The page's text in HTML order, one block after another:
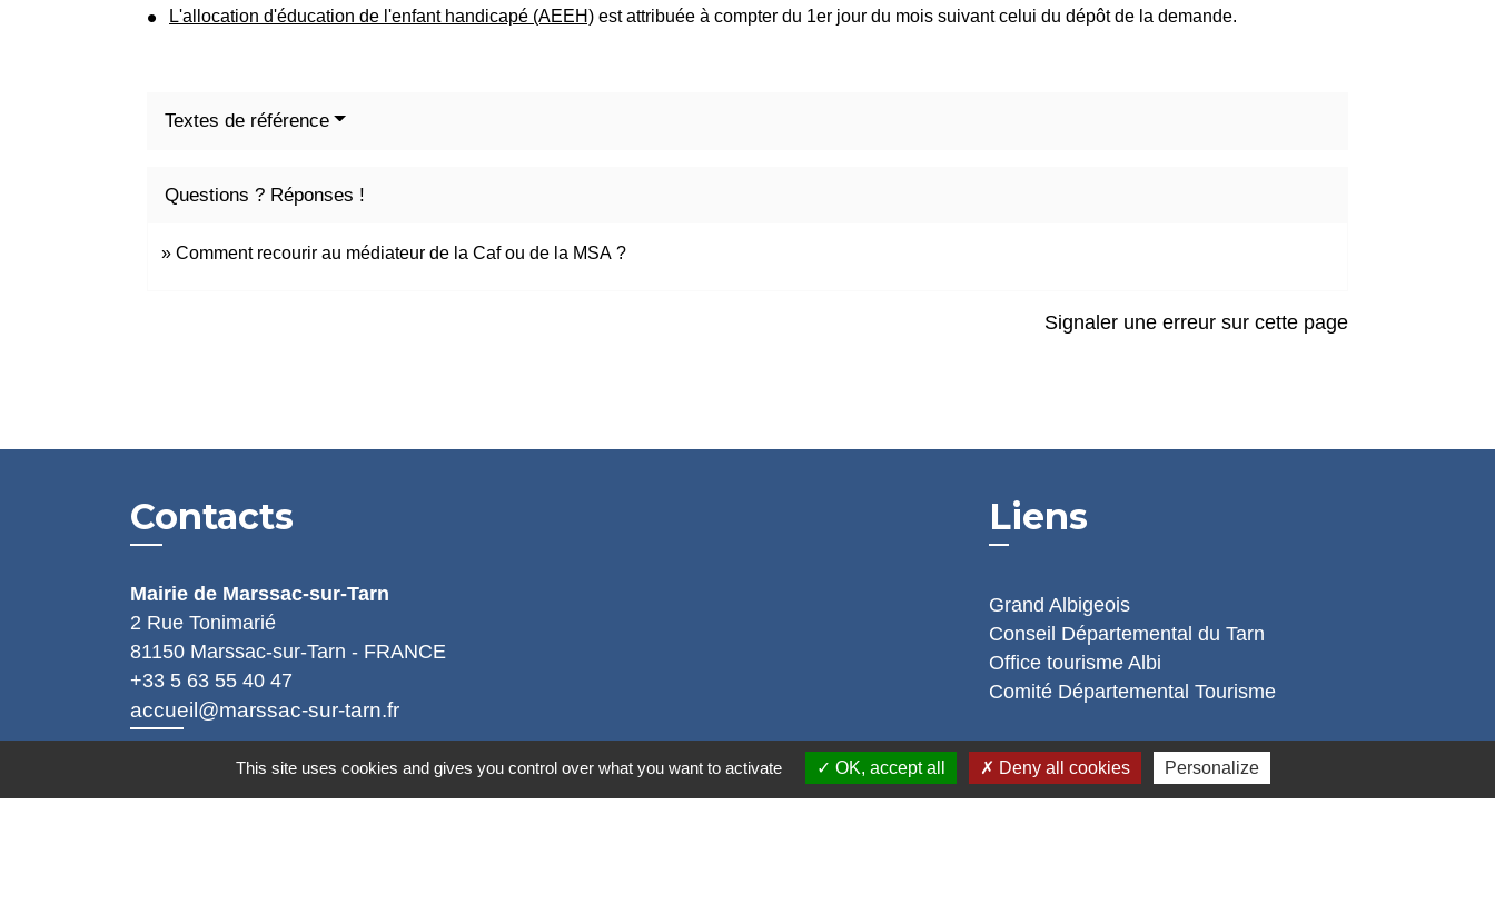
L'allocation d'éducation de l'enfant handicapé (AEEH) est attribuée à compter du 1er jour du mois suivant celui du dépôt de la demande.
Textes de référence
Questions ? Réponses !
Comment recourir au médiateur de la Caf ou de la MSA ?
Signaler une erreur sur cette page
Contacts
Mairie de Marssac-sur-Tarn
2 Rue Tonimarié
81150 Marssac-sur-Tarn - FRANCE
+33 5 63 55 40 47
accueil@marssac-sur-tarn.fr
Lien vers les HORAIRES et CONTACTS
de chaque service
Liens
Grand Albigeois
Conseil Départemental du Tarn
Office tourisme Albi
Comité Départemental Tourisme
This site uses cookies and gives you control over what you want to activate OK, accept all Deny all cookies Personalize